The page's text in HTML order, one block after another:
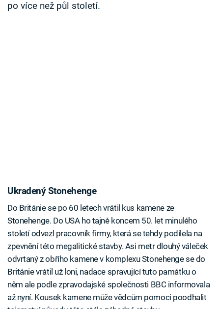
po více než půl století.
Ukradený Stonehenge
Do Británie se po 60 letech vrátil kus kamene ze
Stonehenge. Do USA ho tajně koncem 50. let minulého
století odvezl pracovník firmy, která se tehdy podílela na
zpevnění této megalitické stavby. Asi metr dlouhý váleček
odvrtaný z obřího kamene v komplexu Stonehenge se do
Británie vrátil už loni, nadace spravující tuto památku o
něm ale podle zpravodajské společnosti BBC informovala
až nyní. Kousek kamene může vědcům pomoci poodhalit